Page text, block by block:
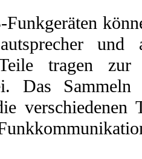
Funkgeräten
und
Teile tragen
Das
verschiedenen